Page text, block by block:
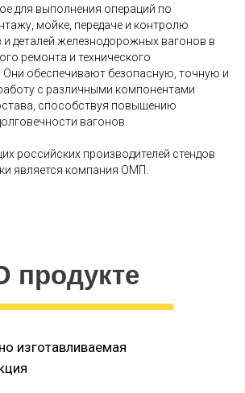
для выполнения операций по
мойке, передаче и контролю
и деталей железнодорожных вагонов в
ремонта и технического
Они обеспечивают безопасную, точную и
с различными компонентами
способствуя повышению
вагонов.​
российских производителей стендов
является компания ОМП.
продукте
изготавливаемая